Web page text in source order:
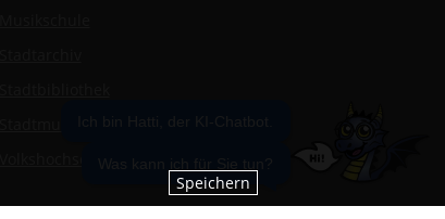
Was kann ich für Sie tun?